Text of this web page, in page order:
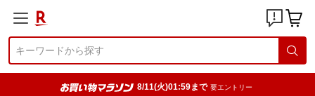
8/11(火)01:59まで 要エントリー